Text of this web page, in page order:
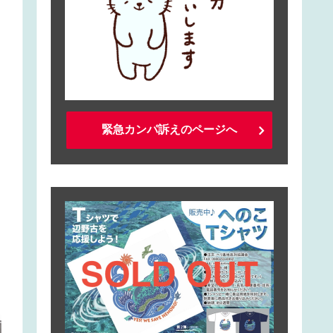
緊急カンパ訴えのページへ